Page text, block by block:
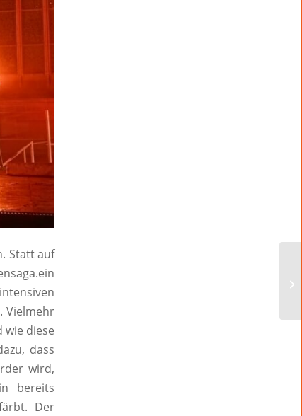
Statt auf
Vielmehr
wie diese
dass
wird,
bereits
Der